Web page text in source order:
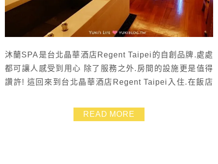
沐蘭SPA是台北晶華酒店Regent Taipei的自創品牌.處處
都可讓人感受到用心 除了服務之外.房間的設施更是值得
讚許! 這回來到台北晶華酒店Regent Taipei入住.在飯店
級SPA.整個人超放鬆的呀~~
READ MORE